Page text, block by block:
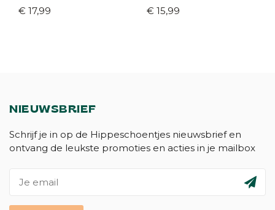
€ 17,99
€ 15,99
NIEUWSBRIEF
Schrijf je in op de Hippeschoentjes nieuwsbrief en
ontvang de leukste promoties en acties in je mailbox